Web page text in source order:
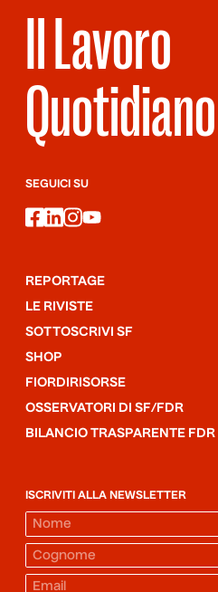
Il Lavoro
Quotidiano
SEGUICI SU
facebook
linkedin
instagram
youtube
REPORTAGE
LE RIVISTE
SOTTOSCRIVI SF
SHOP
FIORDIRISORSE
OSSERVATORI DI SF/FDR
BILANCIO TRASPARENTE FDR
ISCRIVITI ALLA NEWSLETTER